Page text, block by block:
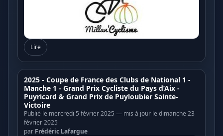
Lire
2025 - Coupe de France des Clubs de National 1 -
Manche 1 - Grand Prix Cycliste du Pays d’Aix -
Puyricard & Grand Prix de Puyloubier Sainte-
Victoire
Publié le mercredi 5 février 2025 — mis à jour le dimanche 23
février 2025
par Frédéric Lafargue